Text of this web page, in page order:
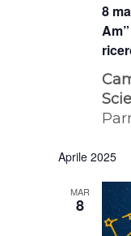
8
Aprile 2025
MAR
8